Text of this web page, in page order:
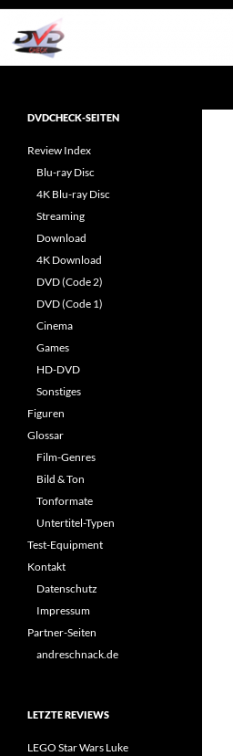
Zum
Inhalt
springen
Reviews rund ums Heimkino &
DVDCHECK-SEITEN
Review Index
Blu-ray Disc
4K Blu-ray Disc
Streaming
Download
4K Download
DVD (Code 2)
DVD (Code 1)
Cinema
Games
HD-DVD
Sonstiges
Figuren
Glossar
Film-Genres
Bild & Ton
Tonformate
Untertitel-Typen
Test-Equipment
Kontakt
Datenschutz
Impressum
Partner-Seiten
andreschnack.de
LETZTE REVIEWS
LEGO Star Wars Luke